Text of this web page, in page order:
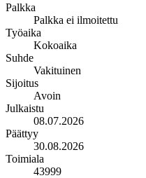
Palkka
Palkka ei ilmoitettu
Työaika
Kokoaika
Suhde
Vakituinen
Sijoitus
Avoin
Julkaistu
08.07.2026
Päättyy
30.08.2026
Toimiala
43999